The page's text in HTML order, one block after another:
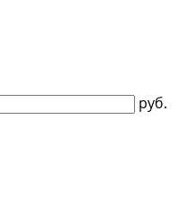
руб.